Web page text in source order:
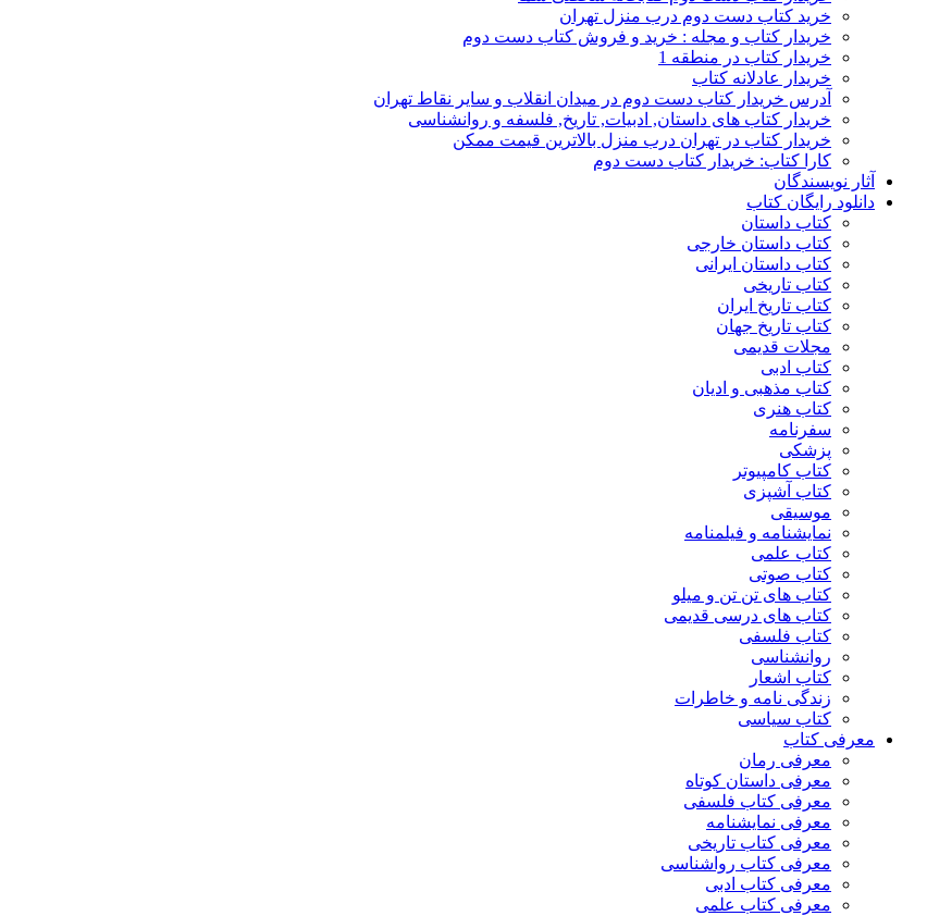
خرید کتاب دست دوم درب منزل تهران
خریدار کتاب و مجله : خرید و فروش کتاب دست دوم
خریدار کتاب در منطقه 1
خریدار عادلانه کتاب
آدرس خریدار کتاب دست دوم در میدان انقلاب و سایر نقاط تهران
خریدار کتاب های داستان, ادبیات, تاریخ, فلسفه و روانشناسی
خریدار کتاب در تهران درب منزل بالاترین قیمت ممکن
کارا کتاب: خریدار کتاب دست دوم
آثار نویسندگان
دانلود رایگان کتاب
کتاب داستان
کتاب داستان خارجی
کتاب داستان ایرانی
کتاب تاریخی
کتاب تاریخ ایران
کتاب تاریخ جهان
مجلات قدیمی
کتاب ادبی
کتاب مذهبی و ادیان
کتاب هنری
سفرنامه
پزشکی
کتاب کامپیوتر
کتاب آشپزی
موسیقی
نمایشنامه و فیلمنامه
کتاب علمی
کتاب صوتی
کتاب های تن تن و میلو
کتاب های درسی قدیمی
کتاب فلسفی
روانشناسی
کتاب اشعار
زندگی نامه و خاطرات
کتاب سیاسی
معرفی کتاب
معرفی رمان
معرفی داستان کوتاه
معرفی کتاب فلسفی
معرفی نمایشنامه
معرفی کتاب تاریخی
معرفی کتاب رواشناسی
معرفی کتاب ادبی
معرفی کتاب علمی